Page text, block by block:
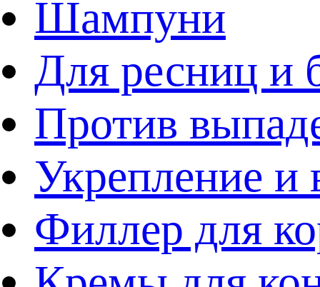
Шампуни
Для ресниц и
Против
Укрепление и
Филлер для